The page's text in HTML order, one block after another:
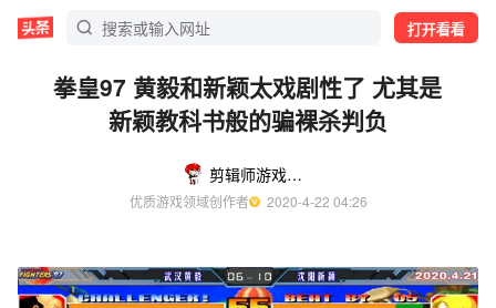
打开看看
拳皇97 黄毅和新颖太戏剧性了 尤其是
新颖教科书般的骗裸杀判负
剪辑师游戏解说
优质游戏领域创作者
  2020-4-22 04:26